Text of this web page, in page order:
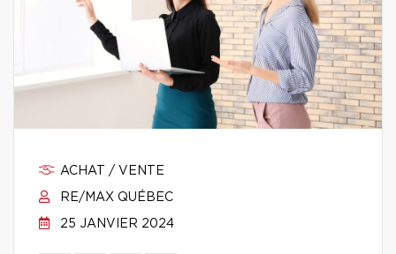
ACHAT / VENTE
RE/MAX QUÉBEC
25 JANVIER 2024